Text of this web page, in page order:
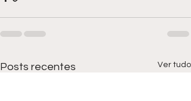
Posts recentes Ver tudo